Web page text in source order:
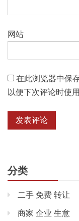
网站
在此浏览器中保
以便下次评论时使用
分类
二手 免费 转让
商家 企业 生意